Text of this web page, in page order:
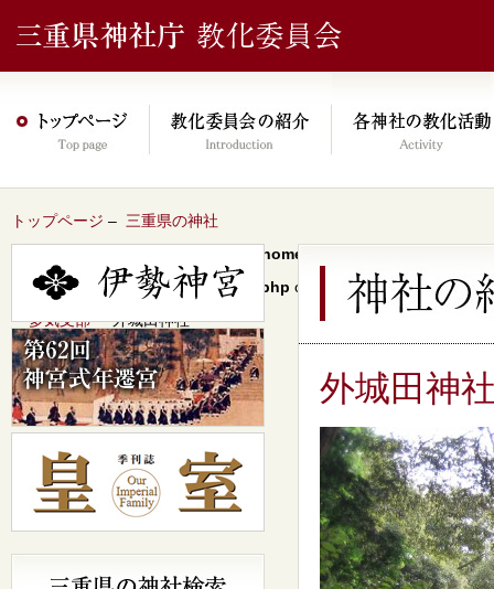
トップページ – 三重県の神社
/home/xs046278/mie-
content/themes/jinja2022/header.php on line
64
–多気支部– 外城田神社
外城田神